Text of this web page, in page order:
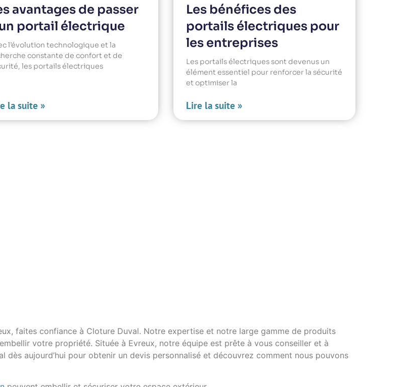
avantages de passer
portail électrique
l’évolution technologique et la
constante de confort et de
les portails électriques
la suite »
Les bénéfices des
portails électriques pour
les entreprises
Les portails électriques sont devenus un
élément essentiel pour renforcer la sécurité
et optimiser la
Lire la suite »
faites confiance à Cloture Duval. Notre expertise et notre large gamme de produits
votre propriété. Située à Evreux, notre équipe est prête à vous conseiller et à
aujourd’hui pour obtenir un devis personnalisé et découvrez comment nous pouvons